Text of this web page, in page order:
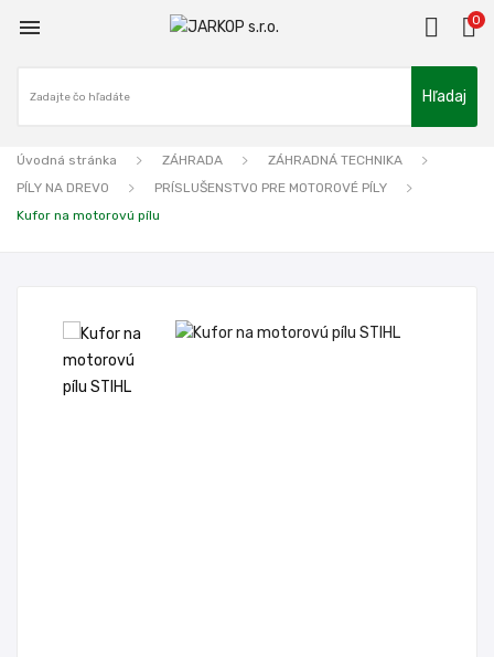
 0
Hľadaj
Úvodná stránka ZÁHRADA
ZÁHRADNÁ TECHNIKA
PÍLY NA DREVO
PRÍSLUŠENSTVO PRE MOTOROVÉ PÍLY
Kufor na motorovú pílu